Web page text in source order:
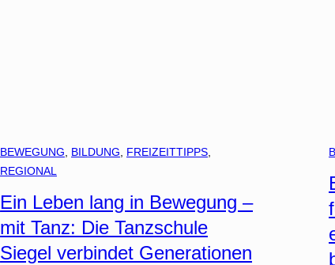
BEWEGUNG BILDUNG FREIZEITTIPPS
REGIONAL
Ein Leben lang in Bewegung –
mit Tanz: Die Tanzschule
Siegel verbindet Generationen